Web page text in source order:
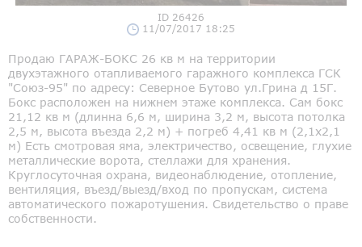
ID 26426
11/07/2017 18:25
Продаю ГАРАЖ-БОКС 26 кв м на территории
двухэтажного отапливаемого гаражного комплекса ГСК
"Союз-95" по адресу: Северное Бутово ул.Грина д 15Г.
Бокс расположен на нижнем этаже комплекса. Сам бокс
21,12 кв м (длинна 6,6 м, ширина 3,2 м, высота потолка
2,5 м, высота въезда 2,2 м) + погреб 4,41 кв м (2,1х2,1
м) Есть смотровая яма, электричество, освещение, глухие
металлические ворота, стеллажи для хранения.
Круглосуточная охрана, видеонаблюдение, отопление,
вентиляция, въезд/выезд/вход по пропускам, система
автоматического пожаротушения. Свидетельство о праве
собственности.